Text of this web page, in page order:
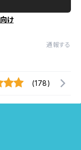
け
通報する
(178)